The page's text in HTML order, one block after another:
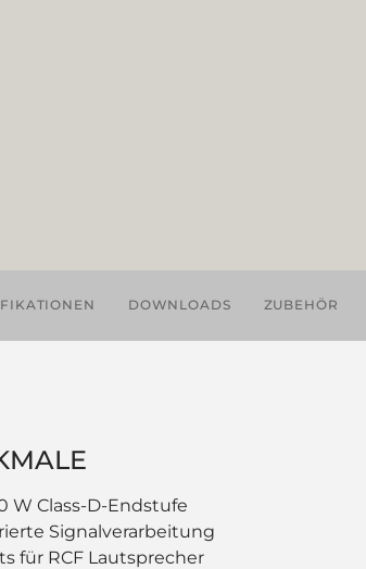
DOWNLOADS ZUBEHÖR
W Class-D-Endstufe
Signalverarbeitung
für RCF Lautsprecher